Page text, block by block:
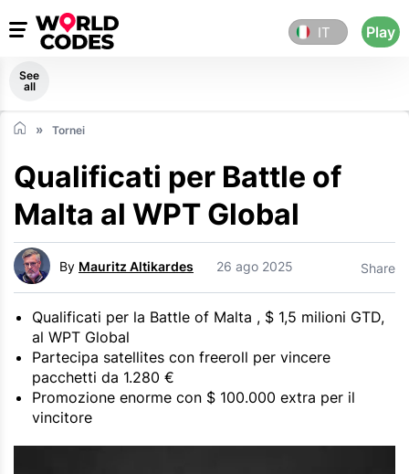
IT Play
See
all
Tornei
Qualificati per Battle of
Malta al WPT Global
By Mauritz Altikardes 26 ago 2025 Share
Qualificati per la Battle of Malta , $ 1,5 milioni GTD,
al WPT Global
Partecipa satellites con freeroll per vincere
pacchetti da 1.280 €
Promozione enorme con $ 100.000 extra per il
vincitore